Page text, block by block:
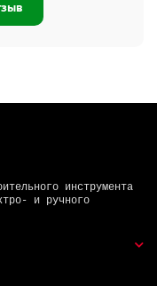
инструмента
и ручного